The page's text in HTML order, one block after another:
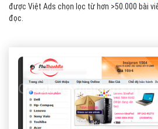
được Việt Ads chọn lọc từ hơn >50.000 bài
đọc.